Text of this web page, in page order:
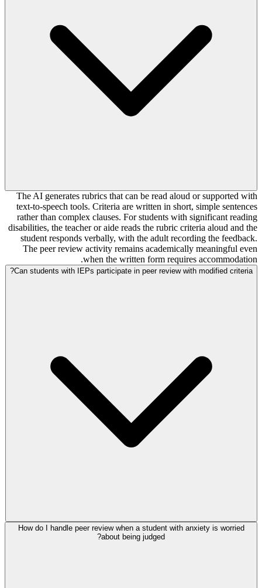
The AI generates rubrics that can be read aloud or supported with
text-to-speech tools. Criteria are written in short, simple sentences
rather than complex clauses. For students with significant reading
disabilities, the teacher or aide reads the rubric criteria aloud and the
student responds verbally, with the adult recording the feedback.
The peer review activity remains academically meaningful even
when the written form requires accommodation.
Can students with IEPs participate in peer review with modified criteria?
How do I handle peer review when a student with anxiety is worried
about being judged?